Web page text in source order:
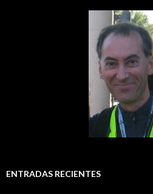
ENTRADAS RECIENTES